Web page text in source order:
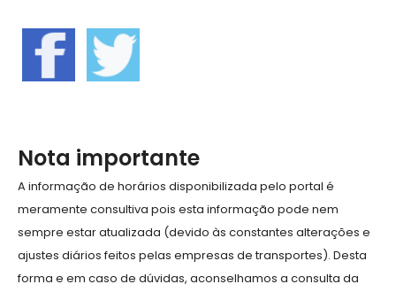
Nota importante
A informação de horários disponibilizada pelo portal é
meramente consultiva pois esta informação pode nem
sempre estar atualizada (devido às constantes alterações e
ajustes diários feitos pelas empresas de transportes). Desta
forma e em caso de dúvidas, aconselhamos a consulta da